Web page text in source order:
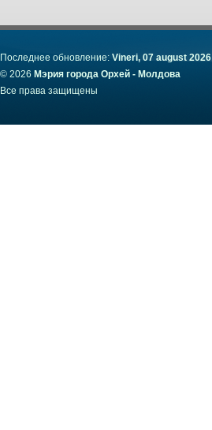
Последнее обновление: Vineri, 07 august 2026
© 2026 Мэрия города Орхей - Молдова
Все права защищены